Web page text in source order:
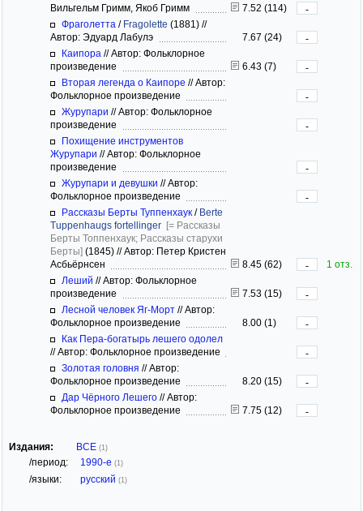
Вильгельм Гримм, Якоб Гримм
7.52 (114)
-
Фраголетта / Fragolette (1881) //
Автор: Эдуард Лабулэ
7.67 (24)
-
Каипора //Автор: Фольклорное
произведение
6.43 (7)
-
Вторая легенда о Каипоре //Автор:
Фольклорное произведение
-
Журупари //Автор: Фольклорное
произведение
-
Похищение инструментов
Журупари //Автор: Фольклорное
произведение
-
Журупари и девушки //Автор:
Фольклорное произведение
-
Рассказы Берты Туппенхаук / Berte
Tuppenhaugs fortellinger [= Рассказы
Берты Топпенхаук; Рассказы старухи
Берты] (1845) //Автор: Петер Кристен
Асбьёрнсен
8.45 (62) -
1 отз.
Леший //Автор: Фольклорное
произведение
7.53 (15)
-
Лесной человек Яг-Морт //Автор:
Фольклорное произведение
8.00 (1)
-
Как Пера-богатырь лешего одолел
//Автор: Фольклорное произведение
-
Золотая головня //Автор:
Фольклорное произведение
8.20 (15)
-
Дар Чёрного Лешего //Автор:
Фольклорное произведение
7.75 (12) -
Издания: ВСЕ (1)
/период: 1990-е (1)
/языки: русский (1)